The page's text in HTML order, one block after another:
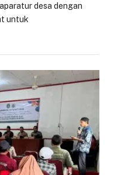
desa dengan
untuk